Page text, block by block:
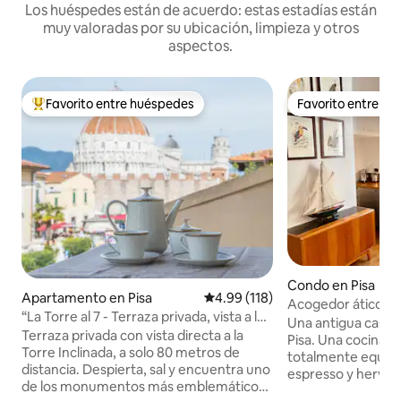
Los huéspedes están de acuerdo: estas estadías están
muy valoradas por su ubicación, limpieza y otros
aspectos.
Favorito entre huéspedes preferido
Favorito entre huéspedes
Apartamento en Pisa Calificación promedio: 4.99 de
4.99 (118)
“La Torre al 7 - Terraza privada, vista a la
torre”
Terraza privada con vista directa a la
Torre Inclinada, a solo 80 metros de
distancia. Despierta, sal y encuentra uno
de los monumentos más emblemáticos
Favorito entre
Favorito entre
Condo en Pisa
Acogedor ático
torre
Una antigua casa
Pisa. Una cocina de acero inoxidable
totalmente
espresso y hervidor